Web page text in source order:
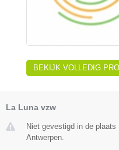
BEKIJK VOLLEDIG
La Luna vzw
Niet gevestigd in de
Antwerpen.